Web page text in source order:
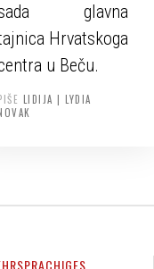
glavna
Hrvatskoga
u Beču.
LIDIJA | LYDIA